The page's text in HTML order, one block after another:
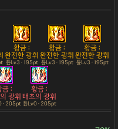
황금 :
완전한 광휘
튠Lv3 · 195pt
황금 :
완전한 광휘
튠Lv3 · 195pt
황금 :
완전한 광휘
튠Lv3 · 195pt
금 :
광휘
· 205pt
황금 :
태초의 광휘
튠Lv0 · 205pt